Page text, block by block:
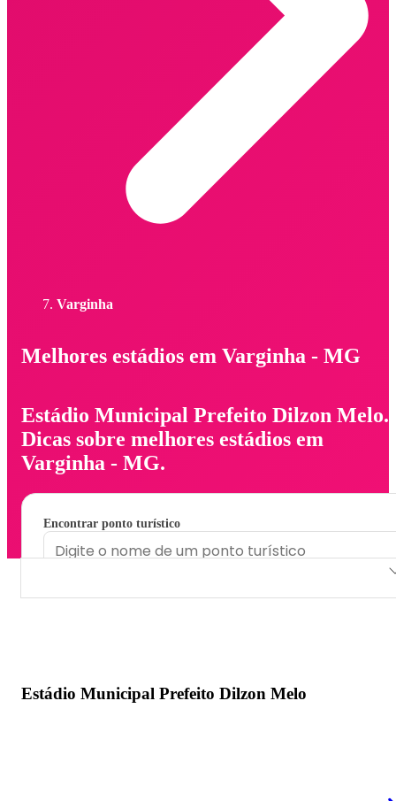
Varginha
Melhores estádios em Varginha - MG
Estádio Municipal Prefeito Dilzon Melo.
Dicas sobre melhores estádios em
Varginha - MG.
Encontrar ponto turístico
Estádio Municipal Prefeito Dilzon Melo